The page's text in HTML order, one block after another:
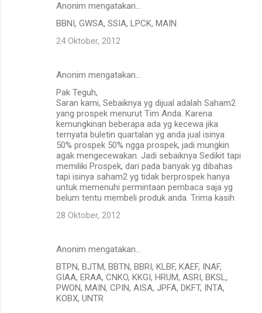
Anonim mengatakan…
BBNI, GWSA, SSIA, LPCK, MAIN
24 Oktober, 2012
Anonim mengatakan…
Pak Teguh,
Saran kami, Sebaiknya yg dijual adalah Saham2
yang prospek menurut Tim Anda. Karena
kemungkinan beberapa ada yg kecewa jika
ternyata buletin quartalan yg anda jual isinya
50% prospek 50% ngga prospek, jadi mungkin
agak mengecewakan. Jadi sebaiknya Sedikit tapi
memiliki Prospek, dari pada banyak yg dibahas
tapi isinya saham2 yg tidak berprospek hanya
untuk memenuhi permintaan pembaca saja yg
belum tentu membeli produk anda. Trima kasih
28 Oktober, 2012
Anonim mengatakan…
BTPN, BJTM, BBTN, BBRI, KLBF, KAEF, INAF,
GIAA, ERAA, CNKO, KKGI, HRUM, ASRI, BKSL,
PWON, MAIN, CPIN, AISA, JPFA, DKFT, INTA,
KOBX, UNTR